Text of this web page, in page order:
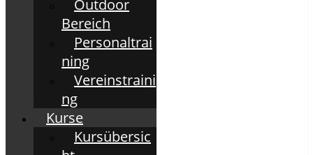
Outdoor
Bereich
Personaltrai
ning
Vereinstraini
ng
Kurse
Kursübersic